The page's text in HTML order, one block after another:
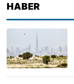
HABER